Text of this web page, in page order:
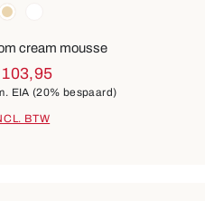
beige
cream mousse
EIA(20% bespaard)
BTW